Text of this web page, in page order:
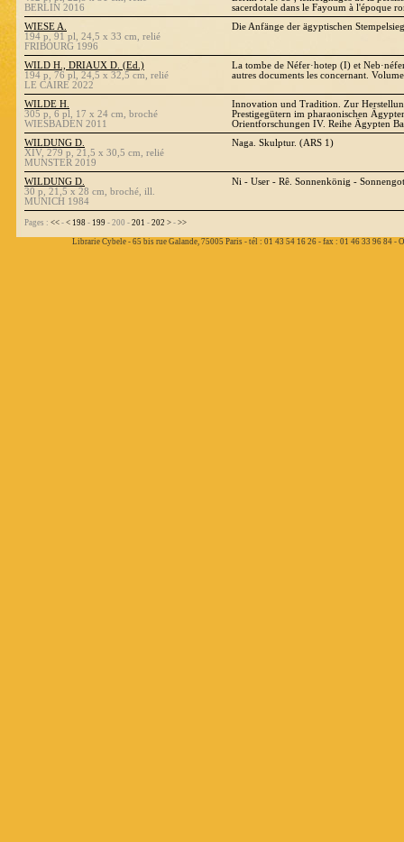
BERLIN 2016
sacerdotale dans le Fayoum à l'époque
WIESE A.
194 p, 91 pl, 24,5 x 33 cm, relié
FRIBOURG 1996
Die Anfänge der ägyptischen
WILD H., DRIAUX D. (Ed.)
194 p, 76 pl, 24,5 x 32,5 cm, relié
LE CAIRE 2022
La tombe de Néfer·hotep (I) et
autres documents les concernant.
WILDE H.
305 p, 6 pl, 17 x 24 cm, broché
WIESBADEN 2011
Innovation und Tradition. Zur
Prestigegütern im pharaonischen
Orientforschungen IV. Reihe Ägypten
WILDUNG D.
XIV, 279 p, 21,5 x 30,5 cm, relié
MUNSTER 2019
Naga. Skulptur. (ARS 1)
WILDUNG D.
30 p, 21,5 x 28 cm, broché, ill.
MUNICH 1984
Ni - User - Rê. Sonnenkönig -
Pages : << - < 198 - 199 - 200 - 201 - 202 > - >>
Librarie Cybele - 65 bis rue Galande, 75005 Paris - tél : 01 43 54 16 26 - fax : 01 46 33 96 84